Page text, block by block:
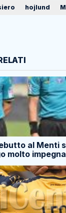
hojlund
al Menti
molto